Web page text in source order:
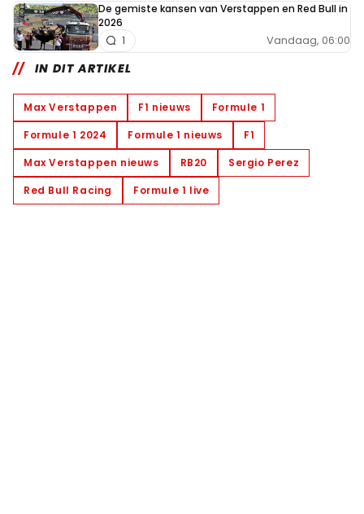
De gemiste kansen van Verstappen en Red Bull in
2026
Vandaag, 06:00
1
IN DIT ARTIKEL
Max Verstappen F1 nieuws
Formule 1
Formule 1 2024
Formule 1 nieuws
F1
Max Verstappen nieuws
RB20
Sergio Perez
Red Bull Racing
Formule 1 live